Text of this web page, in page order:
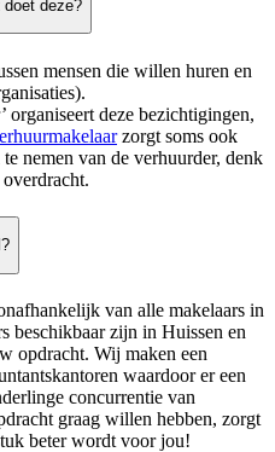
doet deze?
mensen die willen huren en
organiseert deze bezichtigingen,
zorgt soms ook
nemen van de verhuurder, denk
van alle makelaars in
beschikbaar zijn in Huissen en
opdracht. Wij maken een
waardoor er een
concurrentie van
graag willen hebben, zorgt
beter wordt voor jou!